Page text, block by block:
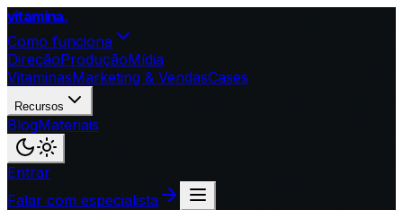
vitamina.
Como funciona
DireçãoProduçãoMídia
VitaminasMarketing & VendasCases
Recursos
BlogMateriais
Entrar
Falar com especialista